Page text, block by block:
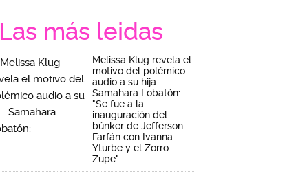
Las más leidas
Melissa Klug revela el
motivo del polémico
audio a su hija
Samahara Lobatón:
"Se fue a la
inauguración del
búnker de Jefferson
Farfán con Ivanna
Yturbe y el Zorro
Zupe"